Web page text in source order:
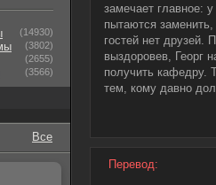
замечает главное:
пытаются заменить,
гостей нет друзей.
выздоровев, Георг
получить кафедру.
тем, кому давно
Перевод:
(14930)
(3802)
(2655)
(3566)
Все